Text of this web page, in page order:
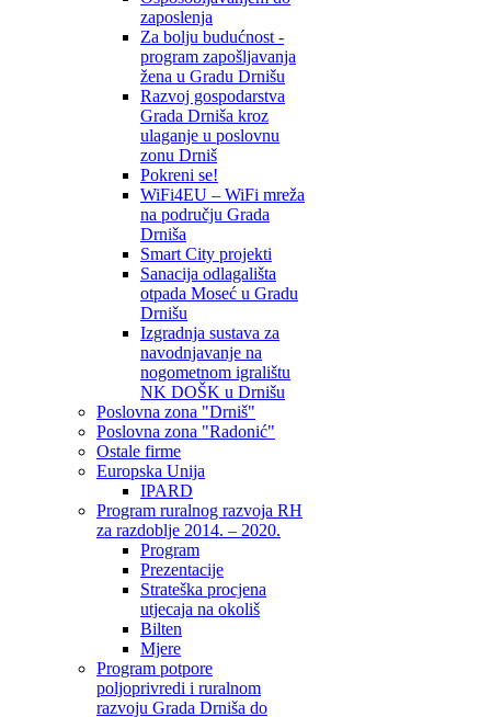
zaposlenja
Za bolju budućnost -
program zapošljavanja
žena u Gradu Drnišu
Razvoj gospodarstva
Grada Drniša kroz
ulaganje u poslovnu
zonu Drniš
Pokreni se!
WiFi4EU – WiFi mreža
na području Grada
Drniša
Smart City projekti
Sanacija odlagališta
otpada Moseć u Gradu
Drnišu
Izgradnja sustava za
navodnjavanje na
nogometnom igralištu
NK DOŠK u Drnišu
Poslovna zona "Drniš"
Poslovna zona "Radonić"
Ostale firme
Europska Unija
IPARD
Program ruralnog razvoja RH
za razdoblje 2014. – 2020.
Program
Prezentacije
Strateška procjena
utjecaja na okoliš
Bilten
Mjere
Program potpore
poljoprivredi i ruralnom
razvoju Grada Drniša do